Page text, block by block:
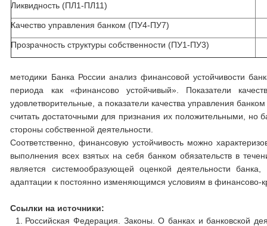
Ликвидность (ПЛ1-ПЛ11)
Качество управления банком (ПУ4-ПУ7)
Прозрачность структуры собственности (ПУ1-ПУ3)
методики Банка России анализ финансовой устойчивости
периода как «финансово устойчивый». Показатели
удовлетворительные, а показатели качества управления
считать достаточными для признания их положительными,
стороны собственной деятельности.
Соответственно, финансовую устойчивость можно
выполнения всех взятых на себя банком обязательств в
является системообразующей оценкой деятельности
адаптации к постоянно изменяющимся условиям в финансово-
Ссылки на источники:
Российская Федерация. Законы. О банках и банковской